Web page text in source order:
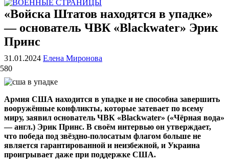
ВОЕННЫЕ СТРАНИЦЫ
СТАТЬИ ВОЕННОЙ ТЕМАТИКИ
«Войска Штатов находятся в упадке»
— основатель ЧВК «Blackwater» Эрик
Принс
31.01.2024 Елена Миронова
580
Армия США находится в упадке и не способна завершить
вооружённые конфликты, которые затевает по всему
миру, заявил основатель ЧВК «Blackwater» («Чёрная вода»
— англ.) Эрик Принс. В своём интервью он утверждает,
что победа под звёздно-полосатым флагом больше не
является гарантированной и неизбежной, и Украина
проигрывает даже при поддержке США.